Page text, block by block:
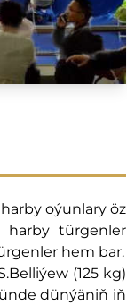
oýunlary öz
harby türgenler
hem bar.
(125 kg)
dünýäniň iň